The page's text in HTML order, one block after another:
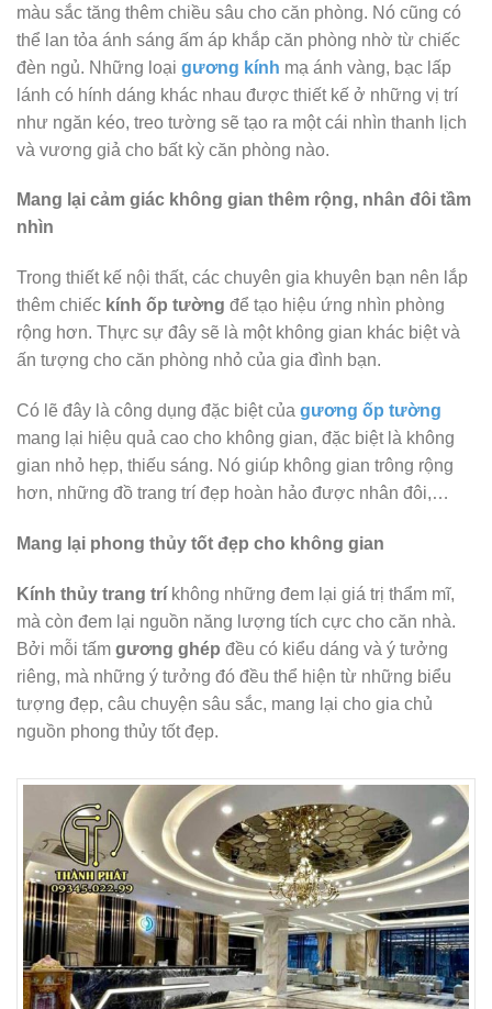
màu sắc tăng thêm chiều sâu cho căn phòng. Nó cũng có
thể lan tỏa ánh sáng ấm áp khắp căn phòng nhờ từ chiếc
đèn ngủ. Những loại gương kính mạ ánh vàng, bạc lấp
lánh có hính dáng khác nhau được thiết kế ở những vị trí
như ngăn kéo, treo tường sẽ tạo ra một cái nhìn thanh lịch
và vương giả cho bất kỳ căn phòng nào.
Mang lại cảm giác không gian thêm rộng, nhân đôi tầm
nhìn
Trong thiết kế nội thất, các chuyên gia khuyên bạn nên lắp
thêm chiếc kính ốp tường để tạo hiệu ứng nhìn phòng
rộng hơn. Thực sự đây sẽ là một không gian khác biệt và
ấn tượng cho căn phòng nhỏ của gia đình bạn.
Có lẽ đây là công dụng đặc biệt của gương ốp tường
mang lại hiệu quả cao cho không gian, đặc biệt là không
gian nhỏ hẹp, thiếu sáng. Nó giúp không gian trông rộng
hơn, những đồ trang trí đẹp hoàn hảo được nhân đôi,…
Mang lại phong thủy tốt đẹp cho không gian
Kính thủy trang trí không những đem lại giá trị thẩm mĩ,
mà còn đem lại nguồn năng lượng tích cực cho căn nhà.
Bởi mỗi tấm gương ghép đều có kiểu dáng và ý tưởng
riêng, mà những ý tưởng đó đều thể hiện từ những biểu
tượng đẹp, câu chuyện sâu sắc, mang lại cho gia chủ
nguồn phong thủy tốt đẹp.